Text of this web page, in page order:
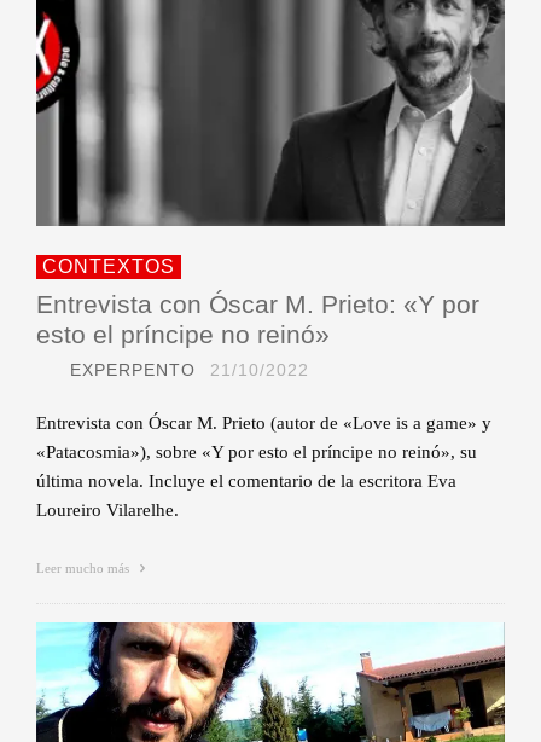
CONTEXTOS
Entrevista con Óscar M. Prieto: «Y por
esto el príncipe no reinó»
EXPERPENTO 21/10/2022
Entrevista con Óscar M. Prieto (autor de «Love is a game» y
«Patacosmia»), sobre «Y por esto el príncipe no reinó», su
última novela. Incluye el comentario de la escritora Eva
Loureiro Vilarelhe.
Leer mucho más